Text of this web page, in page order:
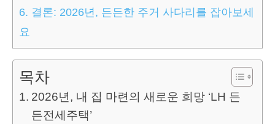
6. 결론: 2026년, 든든한 주거 사다리를 잡아보세
요
목차
2026년, 내 집 마련의 새로운 희망 ‘LH 든
든전세주택’